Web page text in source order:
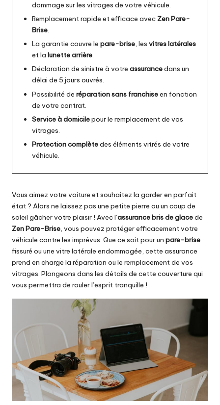
dommage sur les vitrages de votre véhicule.
Remplacement rapide et efficace avec Zen Pare-
Brise.
La garantie couvre le pare-brise, les vitres latérales
et la lunette arrière.
Déclaration de sinistre à votre assurancedans un
délai de 5 jours ouvrés.
Possibilité de réparation sans franchiseen fonction
de votre contrat.
Service à domicilepour le remplacement de vos
vitrages.
Protection complètedes éléments vitrés de votre
véhicule.
Vous aimez votre voiture et souhaitez la garder en parfait
état ? Alors ne laissez pas une petite pierre ou un coup de
soleil gâcher votre plaisir ! Avec l’assurance bris de glacede
Zen Pare-Brise, vous pouvez protéger efficacement votre
véhicule contre les imprévus. Que ce soit pour un pare-brise
fissuré ou une vitre latérale endommagée, cette assurance
prend en charge la réparation ou le remplacement de vos
vitrages. Plongeons dans les détails de cette couverture qui
vous permettra de rouler l’esprit tranquille !